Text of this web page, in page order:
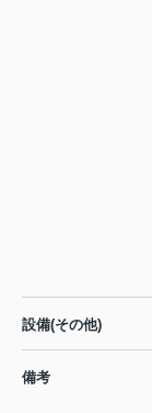
設備(その他)
備考